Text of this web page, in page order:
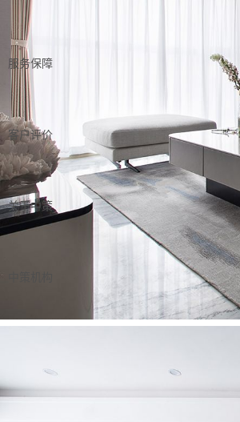
服务保障
客户评价
关于中策